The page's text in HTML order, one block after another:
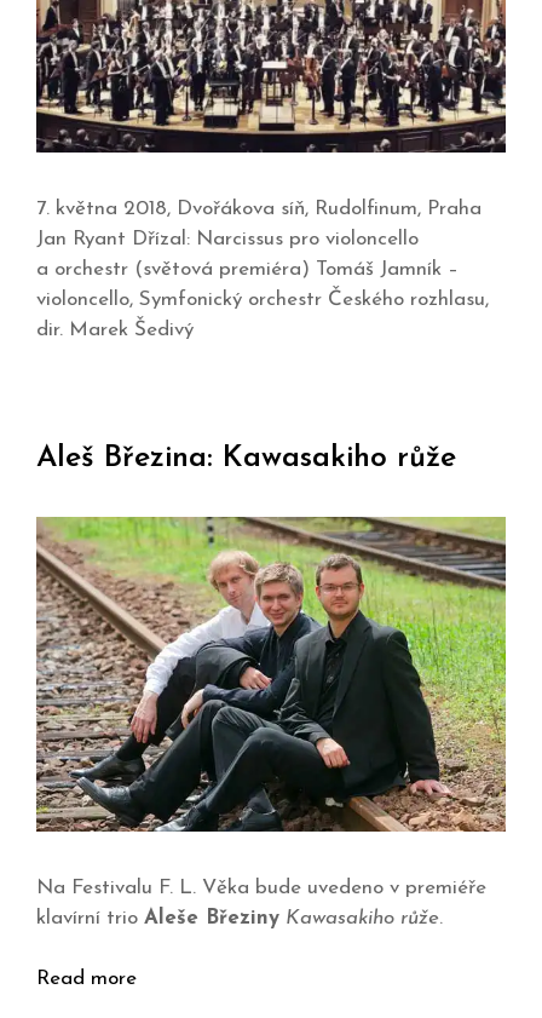
7. května 2018, Dvořákova síň, Rudolfinum, Praha
Jan Ryant Dřízal: Narcissus pro violoncello
a orchestr (světová premiéra) Tomáš Jamník –
violoncello, Symfonický orchestr Českého rozhlasu,
dir. Marek Šedivý
Aleš Březina: Kawasakiho růže
Na Festivalu F. L. Věka bude uvedeno v premiéře
klavírní trio Aleše Březiny Kawasakiho růže.
Read more